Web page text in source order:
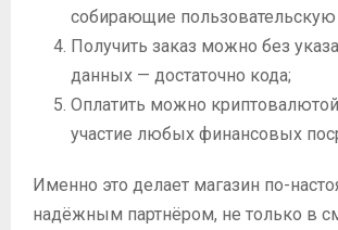
собирающие
Получить заказ можно без
данных — достаточно кода;
Оплатить можно
участие любых финансовых
Именно это делает магазин по-
надёжным партнёром, не только в